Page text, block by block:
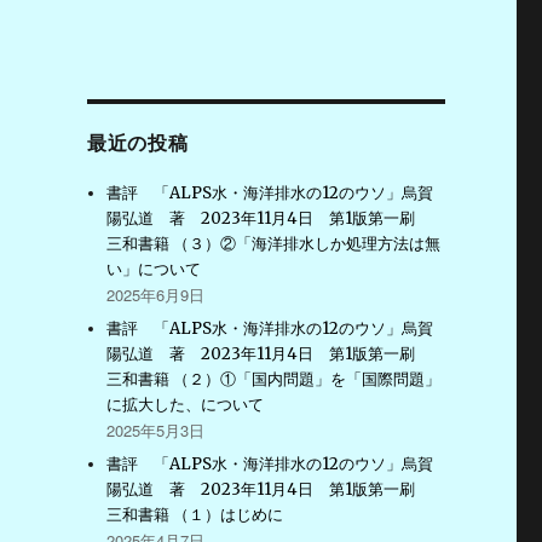
最近の投稿
書評 「ALPS水・海洋排水の12のウソ」烏賀
陽弘道 著 2023年11月4日 第1版第一刷
三和書籍 （３）②「海洋排水しか処理方法は無
い」について
2025年6月9日
書評 「ALPS水・海洋排水の12のウソ」烏賀
陽弘道 著 2023年11月4日 第1版第一刷
三和書籍 （２）①「国内問題」を「国際問題」
に拡大した、について
2025年5月3日
書評 「ALPS水・海洋排水の12のウソ」烏賀
陽弘道 著 2023年11月4日 第1版第一刷
三和書籍 （１）はじめに